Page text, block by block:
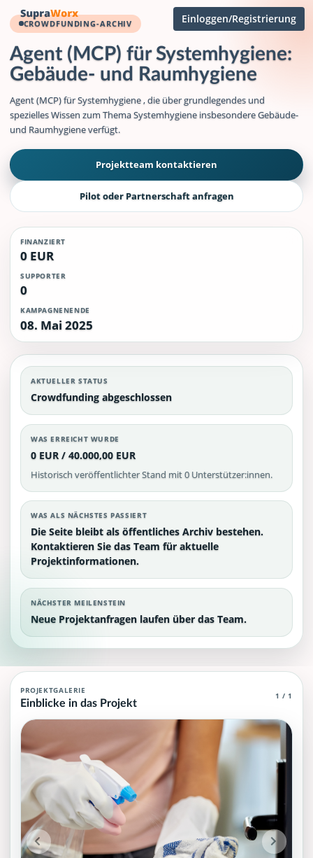
Einloggen/Registrierung
CROWDFUNDING-ARCHIV
Agent (MCP) für Systemhygiene:
Gebäude- und Raumhygiene
Agent (MCP) für Systemhygiene , die über grundlegendes und
spezielles Wissen zum Thema Systemhygiene insbesondere Gebäude-
und Raumhygiene verfügt.
Projektteam kontaktieren
Pilot oder Partnerschaft anfragen
FINANZIERT
0 EUR
SUPPORTER
0
KAMPAGNENENDE
08. Mai 2025
AKTUELLER STATUS
Crowdfunding abgeschlossen
WAS ERREICHT WURDE
0 EUR / 40.000,00 EUR
Historisch veröffentlichter Stand mit 0 Unterstützer:innen.
WAS ALS NÄCHSTES PASSIERT
Die Seite bleibt als öffentliches Archiv bestehen.
Kontaktieren Sie das Team für aktuelle
Projektinformationen.
NÄCHSTER MEILENSTEIN
Neue Projektanfragen laufen über das Team.
Agent (MCP) für Systemhygiene:
Agent (MCP) für Systemhygiene , die über grundlegendes und
Projektteam: SupraTix GmbH.
Historischer Finanzierungsstand: 0 EUR von 40.000,00 EUR.
Unterstützer:innen: 0. Erreicht: 0 Prozent.
Historisch veröffentlichte Unterstützungsoptionen: 4.
Aktiver Seitenabschnitt: information.
Qualitätssicherung: Kanonische URL, Robots-Angaben,
PROJEKTGALERIE
Einblicke in das Projekt 1 / 1